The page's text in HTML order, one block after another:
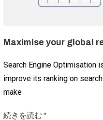
Maximise your global
Search Engine Optimisation
improve its ranking on
make
続きを読む "